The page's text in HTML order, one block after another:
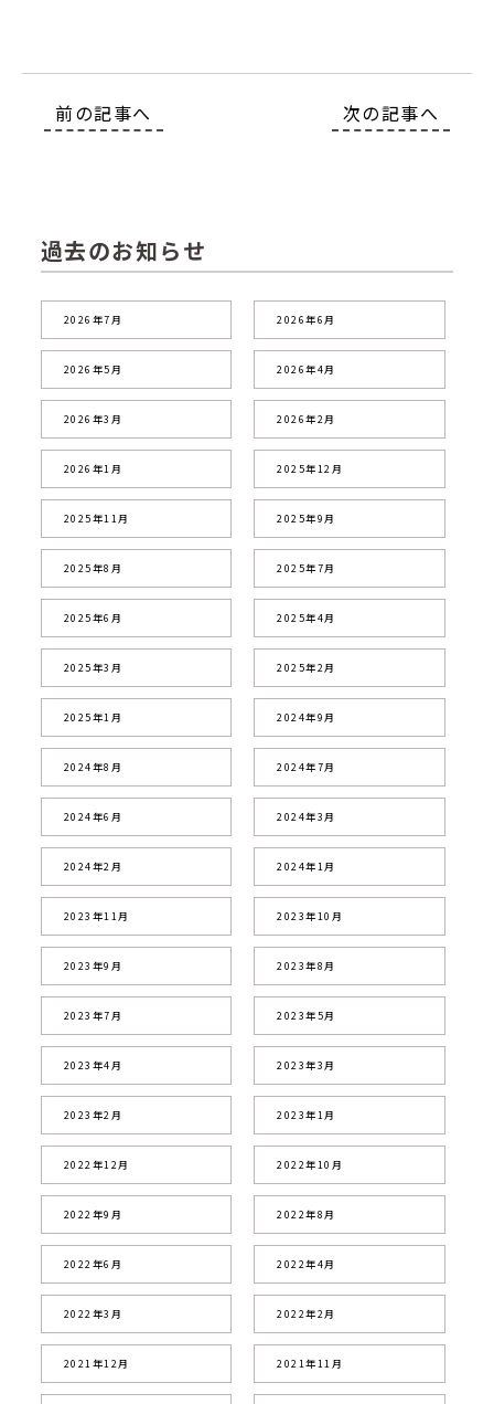
前の記事へ 次の記事へ
過去のお知らせ
2026年7月 2026年6月
2026年5月 2026年4月
2026年3月 2026年2月
2026年1月 2025年12月
2025年11月 2025年9月
2025年8月 2025年7月
2025年6月 2025年4月
2025年3月 2025年2月
2025年1月 2024年9月
2024年8月 2024年7月
2024年6月 2024年3月
2024年2月 2024年1月
2023年11月 2023年10月
2023年9月 2023年8月
2023年7月 2023年5月
2023年4月 2023年3月
2023年2月 2023年1月
2022年12月 2022年10月
2022年9月 2022年8月
2022年6月 2022年4月
2022年3月 2022年2月
2021年12月 2021年11月